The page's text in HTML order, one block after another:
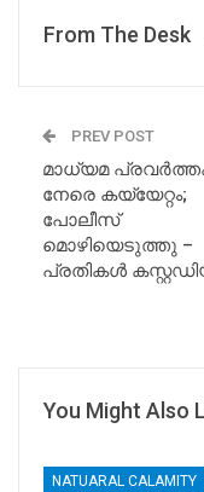
From The Desk
PREV POST
മാധ്യമ
നേരെ കയ്യേറ്റം;
പോലീസ്
മൊഴിയെടുത്തു –
പ്രതികൾ
You Might Also
NATUARAL CALAMITY